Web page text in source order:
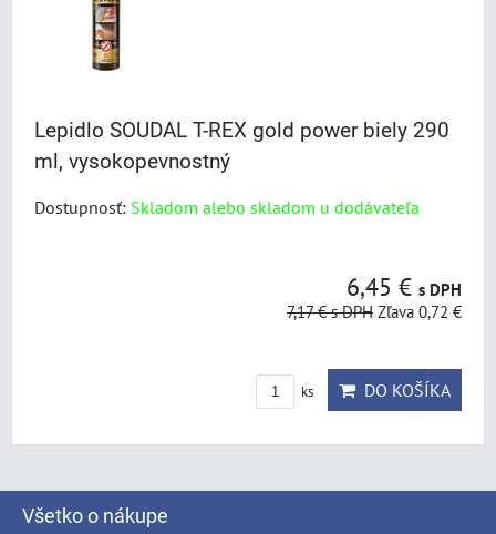
Lepidlo SOUDAL T-REX gold power biely 290
ml, vysokopevnostný
Dostupnosť: Skladom alebo skladom u dodávateľa
6,45 € s DPH
7,17 €s DPH Zľava 0,72 €
ks DO KOŠÍKA
Všetko o nákupe